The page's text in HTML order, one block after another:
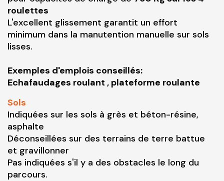
roulettes
L'excellent glissement garantit un effort
minimum dans la manutention manuelle sur sols
lisses.
Exemples d'emplois conseillés:
Echafaudages roulant , plateforme roulante
Sols
Indiquées sur les sols à grès et béton-résine,
asphalte
Déconseillées sur des terrains de terre battue
et gravillonner
Pas indiquées s'il y a des obstacles le long du
parcours.